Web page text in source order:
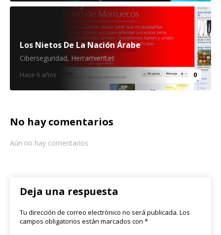
Los Nietos De La Nación Árabe
Ciberseguridad, Herramientas
Hace 6 años 0
No hay comentarios
Aún no hay comentarios
Deja una respuesta
Tu dirección de correo electrónico no será publicada. Los
campos obligatorios están marcados con *